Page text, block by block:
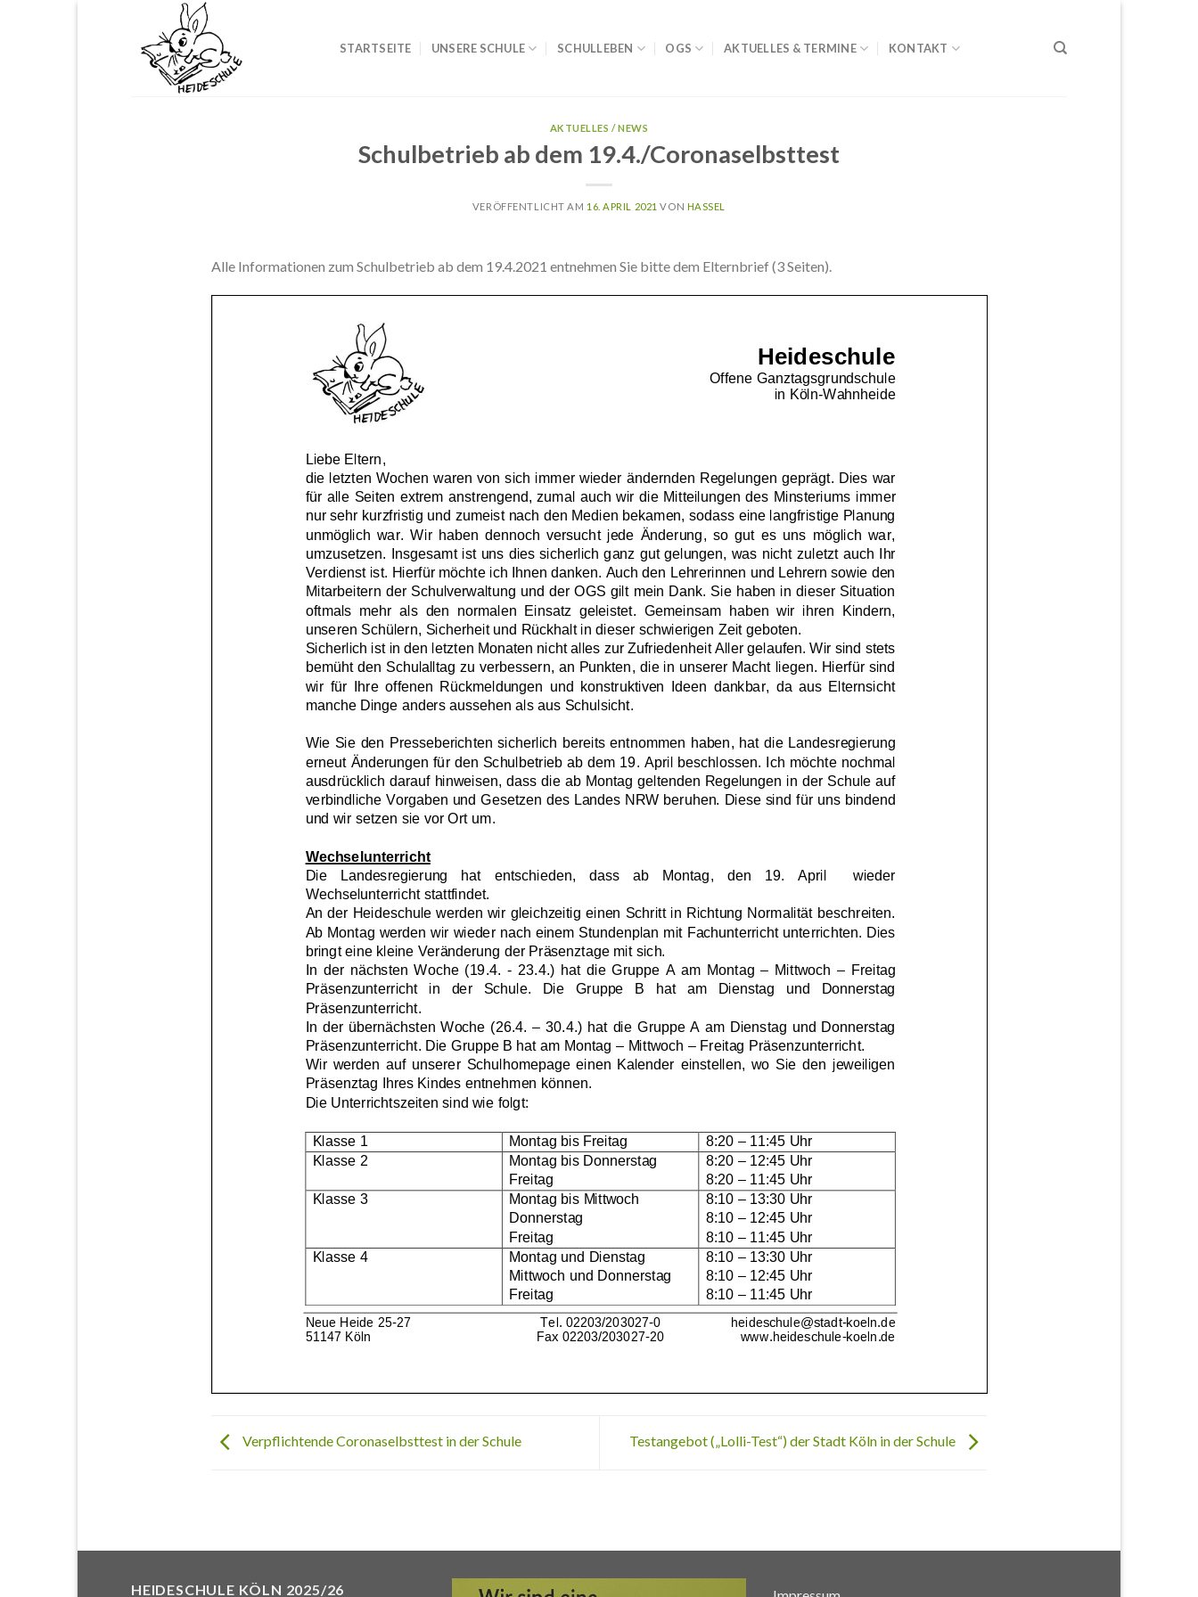
STARTSEITE UNSERE SCHULE SCHULLEBEN OGS AKTUELLES & TERMINE KONTAKT
AKTUELLES / NEWS
Schulbetrieb ab dem 19.4./Coronaselbsttest
VERÖFFENTLICHT AM 16. APRIL 2021 VON HASSEL
Alle Informationen zum Schulbetrieb ab dem 19.4.2021 entnehmen Sie bitte dem Elternbrief (3 Seiten).
Verpflichtende Coronaselbsttest in der Schule Testangebot („Lolli-Test“) der Stadt Köln in der Schule
HEIDESCHULE KÖLN 2025/26